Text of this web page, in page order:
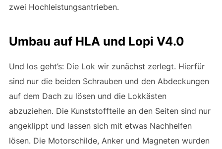
zwei Hochleistungsantrieben.
Umbau auf HLA und Lopi V4.0
Und los geht’s: Die Lok wir zunächst zerlegt. Hierfür
sind nur die beiden Schrauben und den Abdeckungen
auf dem Dach zu lösen und die Lokkästen
abzuziehen. Die Kunststoffteile an den Seiten sind nur
angeklippt und lassen sich mit etwas Nachhelfen
lösen. Die Motorschilde, Anker und Magneten wurden